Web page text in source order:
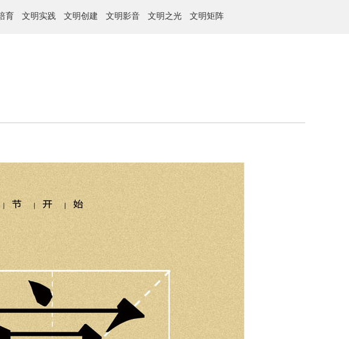
育 文明实践 文明创建 文明影音 文明之光 文明矩阵